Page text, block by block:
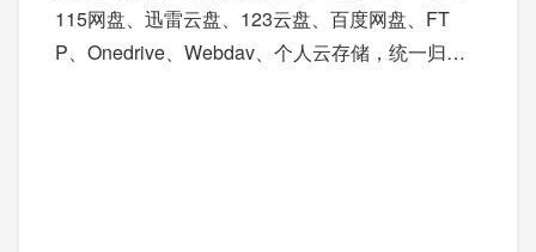
115网盘、迅雷云盘、123云盘、百度网盘、FT
P、Onedrive、Webdav、个人云存储，统一归纳